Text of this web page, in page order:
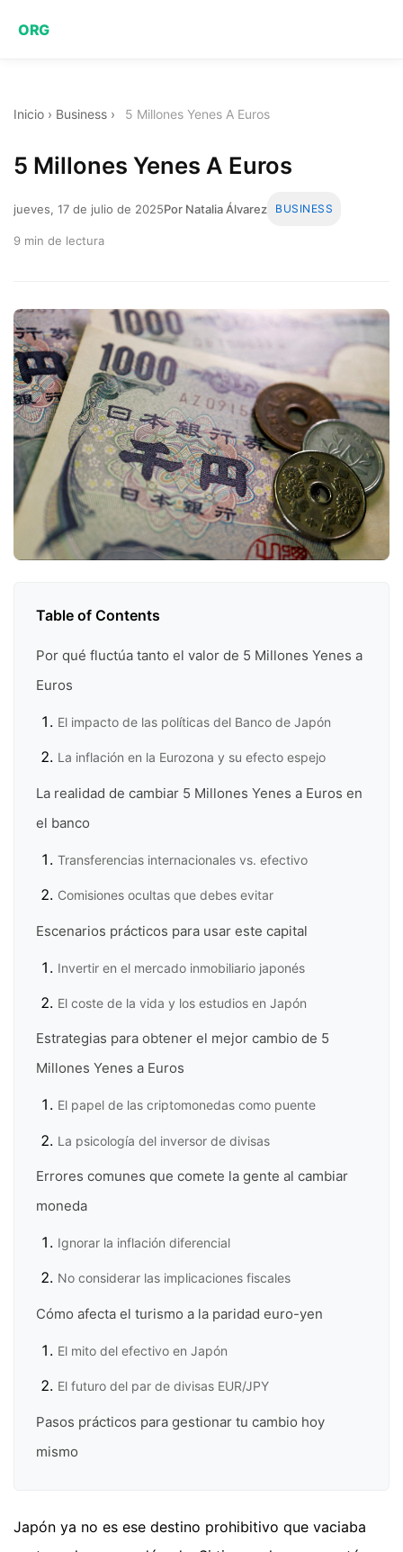
ORG
Inicio › Business › 5 Millones Yenes A Euros
5 Millones Yenes A Euros
jueves, 17 de julio de 2025Por Natalia Álvarez BUSINESS
9 min de lectura
Table of Contents
Por qué fluctúa tanto el valor de 5 Millones Yenes a
Euros
El impacto de las políticas del Banco de Japón
La inflación en la Eurozona y su efecto espejo
La realidad de cambiar 5 Millones Yenes a Euros en
el banco
Transferencias internacionales vs. efectivo
Comisiones ocultas que debes evitar
Escenarios prácticos para usar este capital
Invertir en el mercado inmobiliario japonés
El coste de la vida y los estudios en Japón
Estrategias para obtener el mejor cambio de 5
Millones Yenes a Euros
El papel de las criptomonedas como puente
La psicología del inversor de divisas
Errores comunes que comete la gente al cambiar
moneda
Ignorar la inflación diferencial
No considerar las implicaciones fiscales
Cómo afecta el turismo a la paridad euro-yen
El mito del efectivo en Japón
El futuro del par de divisas EUR/JPY
Pasos prácticos para gestionar tu cambio hoy
mismo
Japón ya no es ese destino prohibitivo que vaciaba